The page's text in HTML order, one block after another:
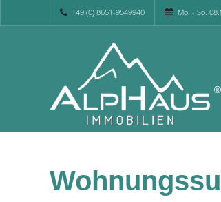
+49 (0) 8651-9549940 Mo. - So.